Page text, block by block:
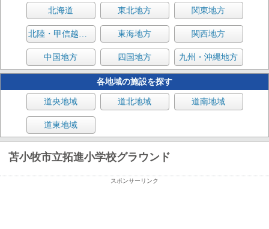
北海道 東北地方 関東地方
北陸・甲信越地方 東海地方 関西地方
中国地方 四国地方 九州・沖縄地方
各地域の施設を探す
道央地域 道北地域 道南地域
道東地域
苫小牧市立拓進小学校グラウンド
スポンサーリンク